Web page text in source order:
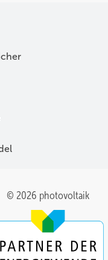
© 2026 photovoltaik